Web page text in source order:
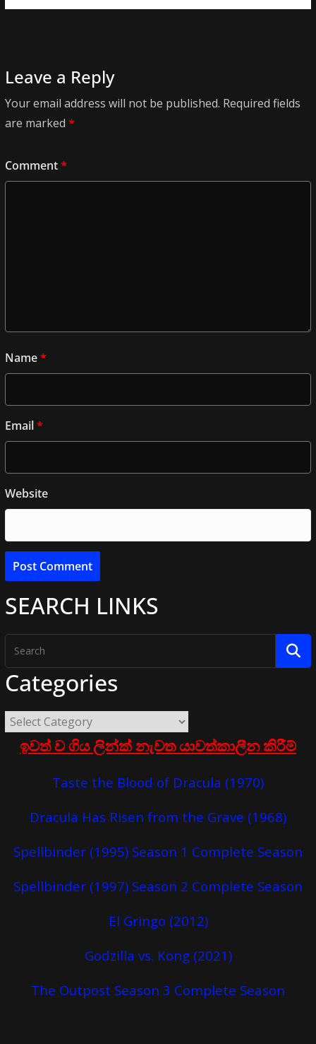
Leave a Reply
Your email address will not be published. Required fields
are marked *
Comment*
Name*
Email*
Website
SEARCH LINKS
Categories
ඉවත් ව ගිය ලින්ක් නැවත යාවත්කාලීන කිරීම්
Taste the Blood of Dracula (1970)
Dracula Has Risen from the Grave (1968)
Spellbinder (1995) Season 1 Complete Season
Spellbinder (1997) Season 2 Complete Season
El Gringo (2012)
Godzilla vs. Kong (2021)
The Outpost Season 3 Complete Season